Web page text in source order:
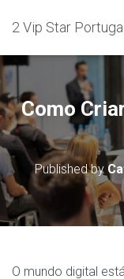
2 Vip Star Portugal
Como
Published by
O mundo digital